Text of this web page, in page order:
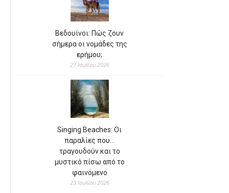
Βεδουίνοι: Πώς ζουν
σήμερα οι νομάδες της
ερήμου;
27 Ιουλίου 2026
Singing Beaches: Οι
παραλίες που…
τραγουδούν και το
μυστικό πίσω από το
φαινόμενο
23 Ιουλίου 2026